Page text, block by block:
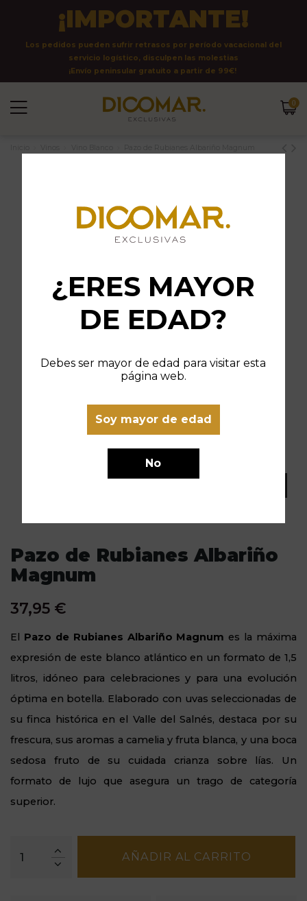
¿ERES MAYOR
DE EDAD?
Debes ser mayor de edad para visitar esta
página web.
Soy mayor de edad
No
¡IMPORTANTE!
Los pedidos pueden sufrir retrasos por período vacacional del
servicio logístico, disculpen las molestias
¡Envío peninsular gratuito a partir de 99€!
0
Pazo de Rubianes Albariño
Magnum
37,95 €
El Pazo de Rubianes Albariño Magnum es la máxima
expresión de este blanco atlántico en un formato de 1,5
litros, idóneo para celebraciones y para una evolución
óptima en botella. Elaborado con uvas seleccionadas de
su finca histórica en el Valle del Salnés, destaca por su
frescura, sus aromas a camelia y fruta blanca, y una boca
sedosa fruto de su cuidada crianza sobre lías. Un
formato de lujo que asegura un trago de categoría
superior.
AÑADIR AL CARRITO